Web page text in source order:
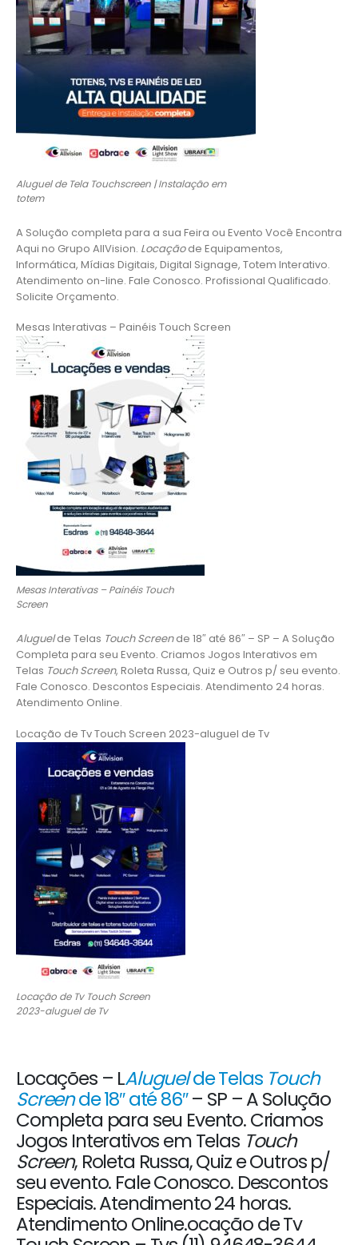
Aluguel de Tela Touchscreen | Instalação em
totem
A Solução completa para a sua Feira ou Evento Você Encontra
Aqui no Grupo AllVision. Locaçãode Equipamentos,
Informática, Mídias Digitais, Digital Signage, Totem Interativo.
Atendimento on-line. Fale Conosco. Profissional Qualificado.
Solicite Orçamento.
Mesas Interativas – Painéis Touch Screen
Mesas Interativas – Painéis Touch
Screen
Aluguelde Telas Touch Screende 18″ até 86″ – SP – A Solução
Completa para seu Evento. Criamos Jogos Interativos em
Telas Touch Screen, Roleta Russa, Quiz e Outros p/ seu evento.
Fale Conosco. Descontos Especiais. Atendimento 24 horas.
Atendimento Online.
Locação de Tv Touch Screen 2023-aluguel de Tv
Locação de Tv Touch Screen
2023-aluguel de Tv
Locações – LAluguelde Telas Touch
Screende 18″ até 86″– SP – A Solução
Completa para seu Evento. Criamos
Jogos Interativos em Telas Touch
Screen, Roleta Russa, Quiz e Outros p/
seu evento. Fale Conosco. Descontos
Especiais. Atendimento 24 horas.
Atendimento Online.ocação de Tv